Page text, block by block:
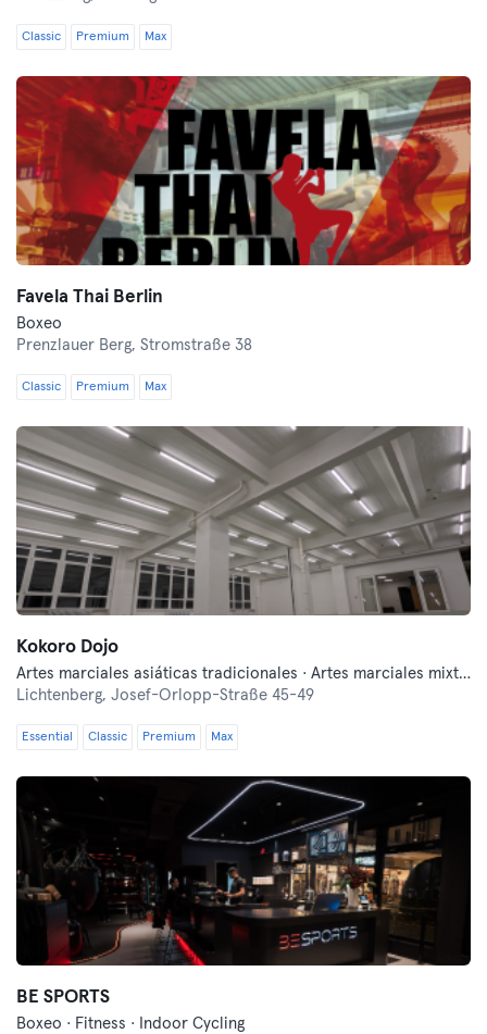
Classic Premium Max
Favela Thai Berlin
Boxeo
Prenzlauer Berg, Stromstraße 38
Classic Premium Max
Kokoro Dojo
Artes marciales asiáticas tradicionales · Artes marciales mixtas · Boxeo · Esgrima · Fitness
Lichtenberg, Josef-Orlopp-Straße 45-49
Essential Classic Premium Max
BE SPORTS
Boxeo · Fitness · Indoor Cycling